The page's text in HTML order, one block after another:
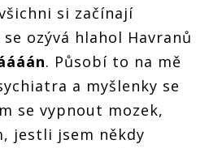
si začínají
ozývá hlahol Havranů
. Působí to na mě
a myšlenky se
se vypnout mozek,
jestli jsem někdy